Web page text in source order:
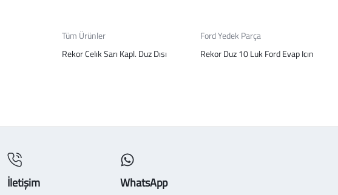
Tüm Ürünler
Rekor Celık Sarı Kapl. Duz Dısı
Ford Yedek Parça
Rekor Duz 10 Luk Ford Evap Icın
İletişim WhatsApp